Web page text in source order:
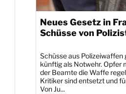
Neues Gesetz in
Schüsse von
Schüsse aus Polizeiwaffen
künftig als Notwehr. Opfer
der Beamte die Waffe
Kritiker sind entsetzt und
Von Ju...